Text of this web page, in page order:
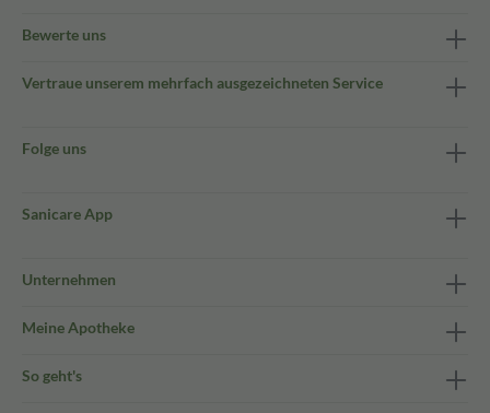
Bewerte uns
Vertraue unserem mehrfach ausgezeichneten Service
Folge uns
Sanicare App
Unternehmen
Meine Apotheke
So geht's